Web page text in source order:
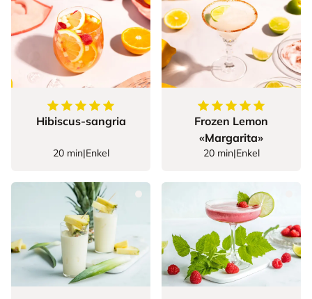
5av5stjerner
Hibiscus-sangria
20 min|Enkel
5av5stjerner
Frozen Lemon
«Margarita»
20 min|Enkel